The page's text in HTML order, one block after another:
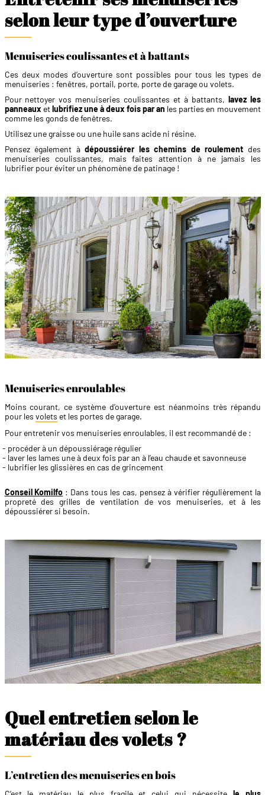
selon leur type d’ouverture
Menuiseries coulissantes et à battants
Ces deux modes d’ouverture sont possibles pour tous les types de
menuiseries : fenêtres, portail, porte, porte de garage ou volets.
Pour nettoyer vos menuiseries coulissantes et à battants, lavez les
panneaux etlubrifiez une à deux fois par an les parties en mouvement
comme les gonds de fenêtres.
Utilisez une graisse ou une huile sans acide ni résine.
Pensez également à dépoussiérer les chemins de roulement des
menuiseries coulissantes, mais faites attention à ne jamais les
lubrifier pour éviter un phénomène de patinage !
Menuiseries enroulables
Moins courant, ce système d’ouverture est néanmoins très répandu
pour les volets et les portes de garage.
Pour entretenir vos menuiseries enroulables, il est recommandé de :
procéder à un dépoussiérage régulier
laver les lames une à deux fois par an à l’eau chaude et savonneuse
lubrifier les glissières en cas de grincement
Conseil Komilfo : Dans tous les cas, pensez à vérifier régulièrement la
propreté des grilles de ventilation de vos menuiseries, et à les
dépoussiérer si besoin.
Quel entretien selon le
matériau des volets ?
L’entretien des menuiseries en bois